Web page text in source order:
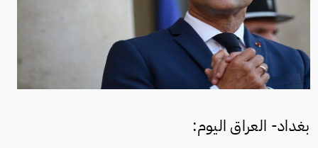
بغداد- العراق اليوم: